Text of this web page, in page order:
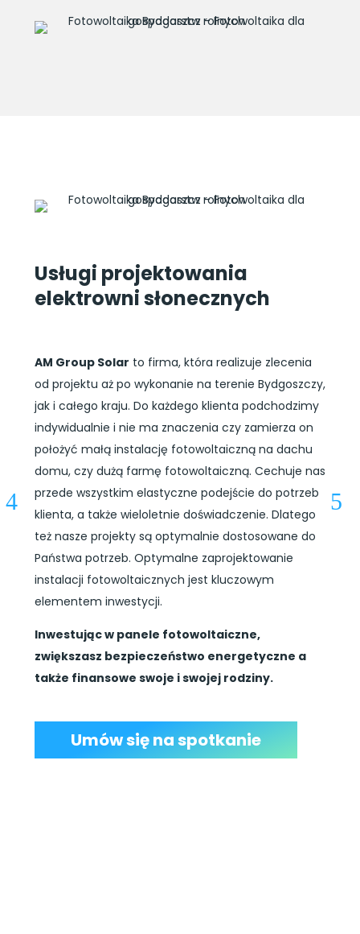
Usługi projektowania
elektrowni słonecznych
AM Group Solar to firma, która realizuje zlecenia
od projektu aż po wykonanie na terenie Bydgoszczy,
jak i całego kraju. Do każdego klienta podchodzimy
indywidualnie i nie ma znaczenia czy zamierza on
położyć małą instalację fotowoltaiczną na dachu
domu, czy dużą farmę fotowoltaiczną. Cechuje nas
przede wszystkim elastyczne podejście do potrzeb
klienta, a także wieloletnie doświadczenie. Dlatego
też nasze projekty są optymalnie dostosowane do
Państwa potrzeb. Optymalne zaprojektowanie
instalacji fotowoltaicznych jest kluczowym
elementem inwestycji.
Inwestując w panele fotowoltaiczne,
zwiększasz bezpieczeństwo energetyczne a
także finansowe swoje i swojej rodziny.
Umów się na spotkanie